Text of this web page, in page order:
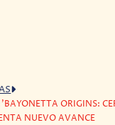
ORIGINS:
NUEVO AVANCE